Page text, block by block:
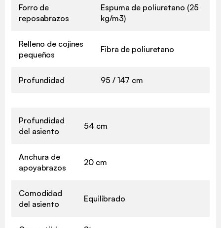
Forro de
reposabrazos
Espuma de poliuretano (25
kg/m3)
Relleno de cojines
pequeños
Fibra de poliuretano
Profundidad 95 / 147 cm
Profundidad
del asiento
54 cm
Anchura de
apoyabrazos
20 cm
Comodidad
del asiento
Equilibrado